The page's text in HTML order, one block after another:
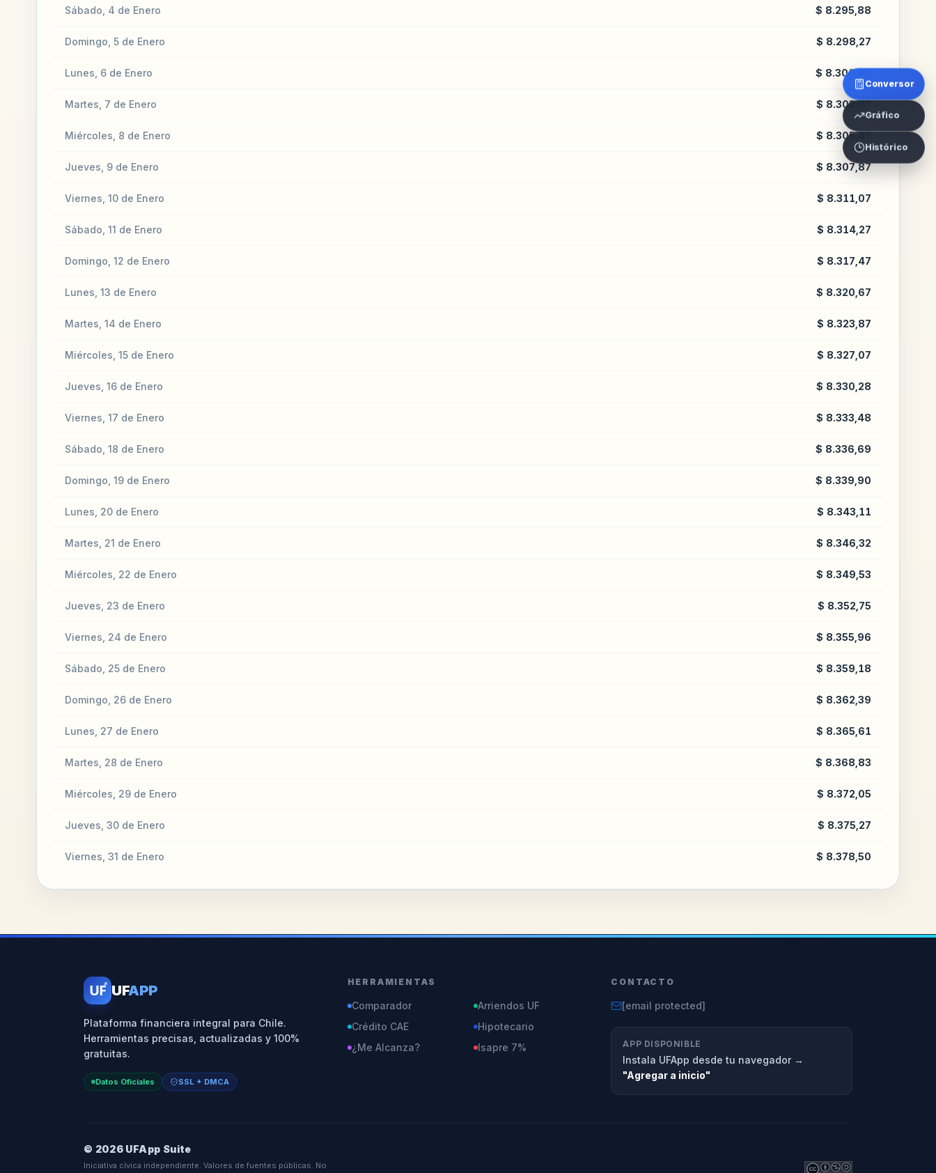
Sábado, 4 de Enero $ 8.295,88
Domingo, 5 de Enero $ 8.298,27
Lunes, 6 de Enero $ 8.300,67
Martes, 7 de Enero $ 8.303,07
Miércoles, 8 de Enero $ 8.305,47
Jueves, 9 de Enero $ 8.307,87
Viernes, 10 de Enero $ 8.311,07
Sábado, 11 de Enero $ 8.314,27
Domingo, 12 de Enero $ 8.317,47
Lunes, 13 de Enero $ 8.320,67
Martes, 14 de Enero $ 8.323,87
Miércoles, 15 de Enero $ 8.327,07
Jueves, 16 de Enero $ 8.330,28
Viernes, 17 de Enero $ 8.333,48
Sábado, 18 de Enero $ 8.336,69
Domingo, 19 de Enero $ 8.339,90
Lunes, 20 de Enero $ 8.343,11
Martes, 21 de Enero $ 8.346,32
Miércoles, 22 de Enero $ 8.349,53
Jueves, 23 de Enero $ 8.352,75
Viernes, 24 de Enero $ 8.355,96
Sábado, 25 de Enero $ 8.359,18
Domingo, 26 de Enero $ 8.362,39
Lunes, 27 de Enero $ 8.365,61
Martes, 28 de Enero $ 8.368,83
Miércoles, 29 de Enero $ 8.372,05
Jueves, 30 de Enero $ 8.375,27
Viernes, 31 de Enero $ 8.378,50
UF UFAPP
Plataforma financiera integral para Chile.
Herramientas precisas, actualizadas y 100%
gratuitas.
Datos Oficiales SSL + DMCA
HERRAMIENTAS
Comparador
Arriendos UF
Crédito CAE
Hipotecario
¿Me Alcanza?
Isapre 7%
CONTACTO
[email protected]
APP DISPONIBLE
Instala UFApp desde tu navegador →
"Agregar a inicio"
© 2026 UFApp Suite
Iniciativa cívica independiente. Valores de fuentes públicas. No
Conversor
Gráfico
Histórico